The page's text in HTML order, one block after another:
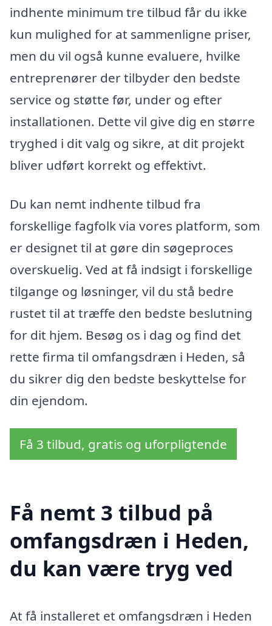
indhente minimum tre tilbud får du ikke
kun mulighed for at sammenligne priser,
men du vil også kunne evaluere, hvilke
entreprenører der tilbyder den bedste
service og støtte før, under og efter
installationen. Dette vil give dig en større
tryghed i dit valg og sikre, at dit projekt
bliver udført korrekt og effektivt.
Du kan nemt indhente tilbud fra
forskellige fagfolk via vores platform, som
er designet til at gøre din søgeproces
overskuelig. Ved at få indsigt i forskellige
tilgange og løsninger, vil du stå bedre
rustet til at træffe den bedste beslutning
for dit hjem. Besøg os i dag og find det
rette firma til omfangsdræn i Heden, så
du sikrer dig den bedste beskyttelse for
din ejendom.
Få 3 tilbud, gratis og uforpligtende
Få nemt 3 tilbud på
omfangsdræn i Heden,
du kan være tryg ved
At få installeret et omfangsdræn i Heden